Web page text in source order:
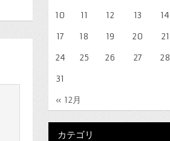
« 12月
10
11 12 13 14
17
18 19 20 21
24
25 26 27 28
31
カテゴリ